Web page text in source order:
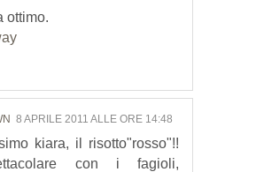
ottimo.
8 APRILE 2011 ALLE ORE 14:48
kiara, il risotto"rosso"!!
con i fagioli,